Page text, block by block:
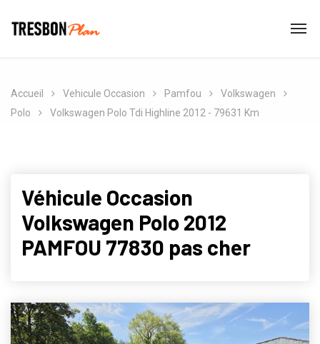
Accueil Vehicule Occasion Pamfou
Volkswagen
Polo
Volkswagen Polo Tdi Highline 2012 - 79631 Km
Véhicule Occasion
Volkswagen Polo 2012
PAMFOU 77830 pas cher